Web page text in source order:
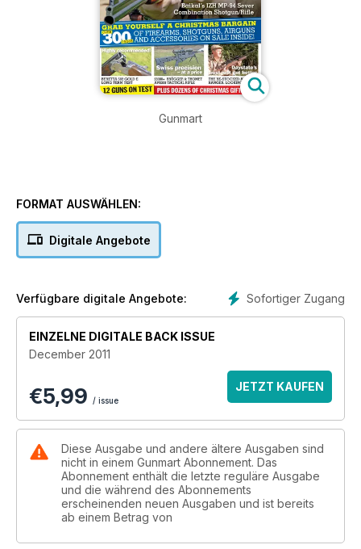
Gunmart
FORMAT AUSWÄHLEN:
Digitale Angebote
Sofortiger Zugang
Verfügbare digitale Angebote:
EINZELNE DIGITALE BACK ISSUE
December 2011
€5,99 / issue
JETZT KAUFEN
Diese Ausgabe und andere ältere Ausgaben sind
nicht in einem Gunmart Abonnement. Das
Abonnement enthält die letzte reguläre Ausgabe
und die während des Abonnements
erscheinenden neuen Ausgaben und ist bereits
ab einem Betrag von